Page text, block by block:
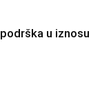
u iznosu